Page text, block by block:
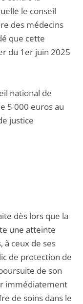
le conseil
des médecins
que cette
du 1er juin 2025
national de
5 000 euros au
justice
dès lors que la
une atteinte
à ceux de ses
de protection de
de son
immédiatement
de soins dans le